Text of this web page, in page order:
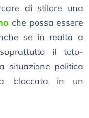
di stilare una
che possa essere
se in realtà a
il toto-
situazione politica
bloccata in un